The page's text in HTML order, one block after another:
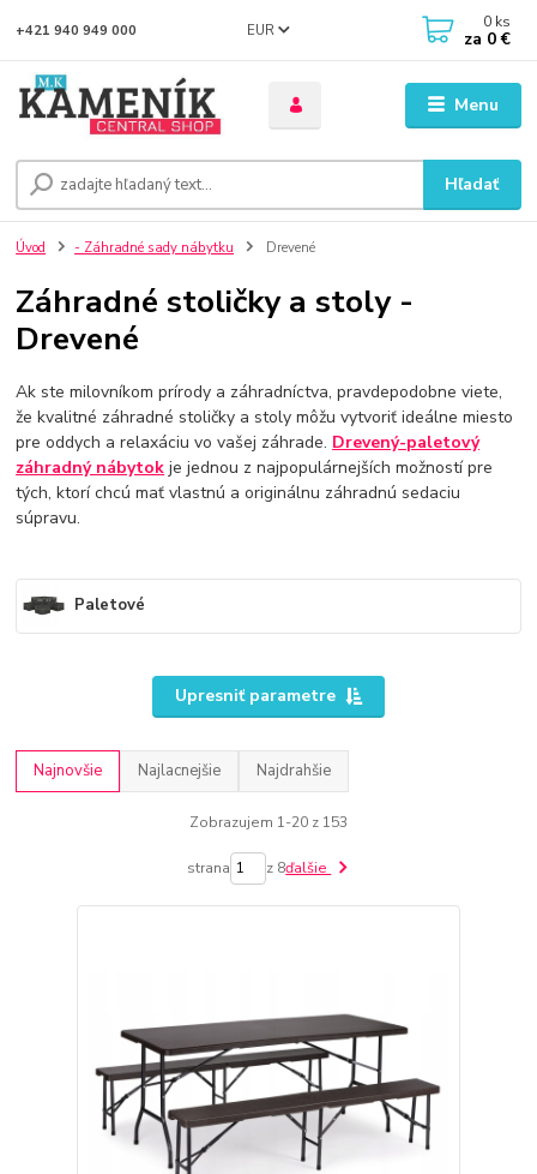
Menu
EUR
Hľadať
+421 940 949 000 0 ks
za 0 €
Úvod - Záhradné sady nábytku Drevené
Záhradné stoličky a stoly -
Drevené
Ak ste milovníkom prírody a záhradníctva, pravdepodobne viete,
že kvalitné záhradné stoličky a stoly môžu vytvoriť ideálne miesto
pre oddych a relaxáciu vo vašej záhrade. Drevený-paletový
záhradný nábytok je jednou z najpopulárnejších možností pre
tých, ktorí chcú mať vlastnú a originálnu záhradnú sedaciu
súpravu.
Paletové
Upresniť parametre
Najnovšie Najlacnejšie Najdrahšie
Zobrazujem 1-20 z 153
strana z 8ďalšie